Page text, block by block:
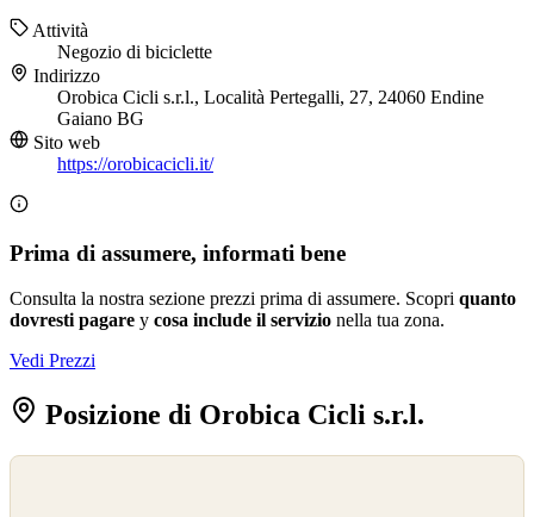
Attività
Negozio di biciclette
Indirizzo
Orobica Cicli s.r.l., Località Pertegalli, 27, 24060 Endine
Gaiano BG
Sito web
https://orobicacicli.it/
Prima di assumere, informati bene
Consulta la nostra sezione prezzi prima di assumere. Scopri quanto
dovresti pagare y cosa include il servizio nella tua zona.
Vedi Prezzi
Posizione di Orobica Cicli s.r.l.